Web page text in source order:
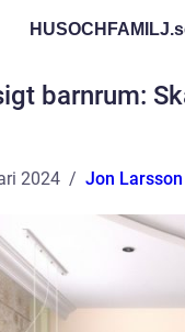
HUSOCHFAMILJ.
barnrum:
2024 Jon Larsson